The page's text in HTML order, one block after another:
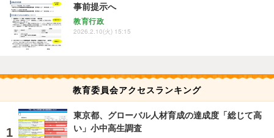
事前提示へ
教育行政
2026.2.10(火) 15:15
教育委員会アクセスランキング
東京都、グローバル人材育成の達成度「総じて高
い」小中高生調査